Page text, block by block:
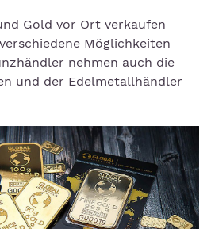
Gold vor Ort verkaufen
Möglichkeiten
nehmen auch die
und der Edelmetallhändler